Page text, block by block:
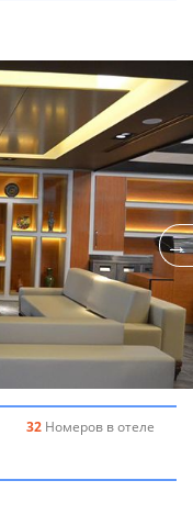
32 Номеров в отеле